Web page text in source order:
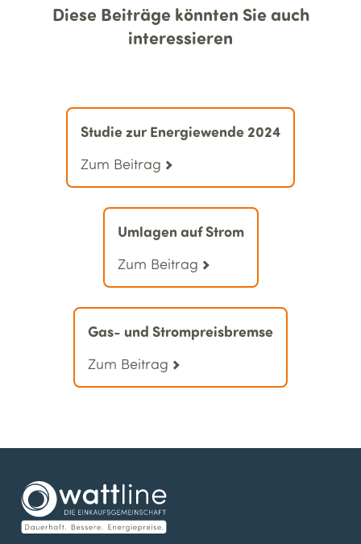
Diese Beiträge könnten Sie auch
interessieren
Studie zur Energiewende 2024
Zum Beitrag
Umlagen auf Strom
Zum Beitrag
Gas- und Strom­preis­bremse
Zum Beitrag